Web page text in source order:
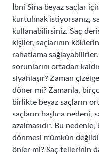
İbni Sina beyaz saçlar
kurtulmak istiyorsanız,
kullanabilirsiniz. Saç
kişiler, saçlarının
rahatlama
sorunlarını ortadan
siyahlaşır? Zaman
döner mi? Zamanla,
birlikte beyaz saçların
saçların başlıca
azalmasıdır. Bu
dönmesi mümkün
önler mi? Saç tellerinin